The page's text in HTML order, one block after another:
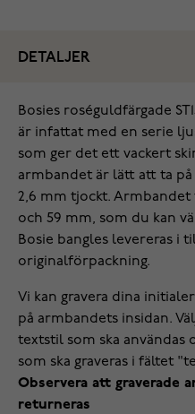
DETALJER
Bosies roséguldfärgade
är infattat med en serie
som ger det ett vackert
armbandet är lätt att ta
2,6 mm tjockt. Armbandet
och 59 mm, som du kan
Bosie bangles levereras i
originalförpackning.
Vi kan gravera dina
på armbandets insidan.
textstil som ska
som ska graveras i fältet
Observera att graverade
returneras